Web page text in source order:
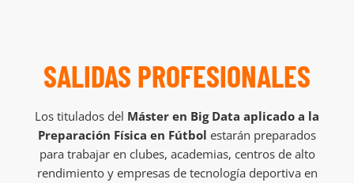
SALIDAS PROFESIONALES
Los titulados del Máster en Big Data aplicado a la
Preparación Física en Fútbol estarán preparados
para trabajar en clubes, academias, centros de alto
rendimiento y empresas de tecnología deportiva en